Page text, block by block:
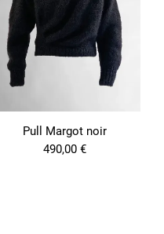
Pull Margot noir
490,00 €